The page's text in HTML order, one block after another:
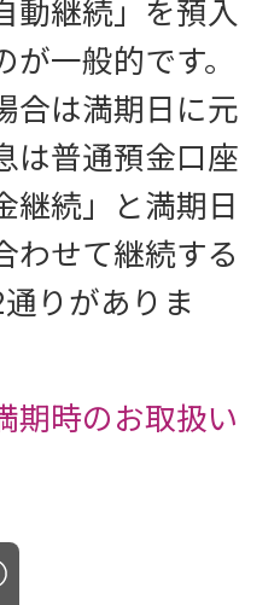
動継続」を預入
一般的です。
合は満期日に元
は普通預金口座
継続」と満期日
わせて継続する
通りがありま
期時のお取扱い